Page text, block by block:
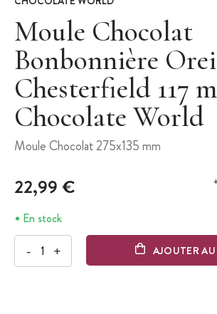
Moule Chocolat
Bonbonnière
Chesterfield 117
Chocolate World
Moule Chocolat 275x135 mm
22,99 €
En stock
- + AJOUTER AU